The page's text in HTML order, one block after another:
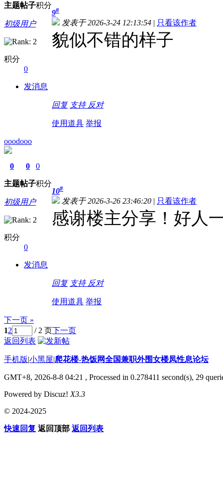
主题帖子积分
初级用户
积分
0
发消息
9#
发表于 2026-3-24 12:13:54 | 只看该作者
貌似不错的样子
回复 支持 反对
使用道具 举报
ooodooo
0
主题
0
帖子
0
积分
初级用户
积分
0
发消息
10#
发表于 2026-3-26 23:46:20 | 只看该作者
感谢楼主分享！好人
回复 支持 反对
使用道具 举报
下一页 »
12 / 2 页下一页
返回列表
手机版|小黑屋|爬花楼-热饭网全国兼职外围女楼凤性息论坛
GMT+8, 2026-8-8 04:21 , Processed in 0.278411 second(s), 29
Powered by Discuz! X3.3
© 2024-2025
快速回复 返回顶部 返回列表